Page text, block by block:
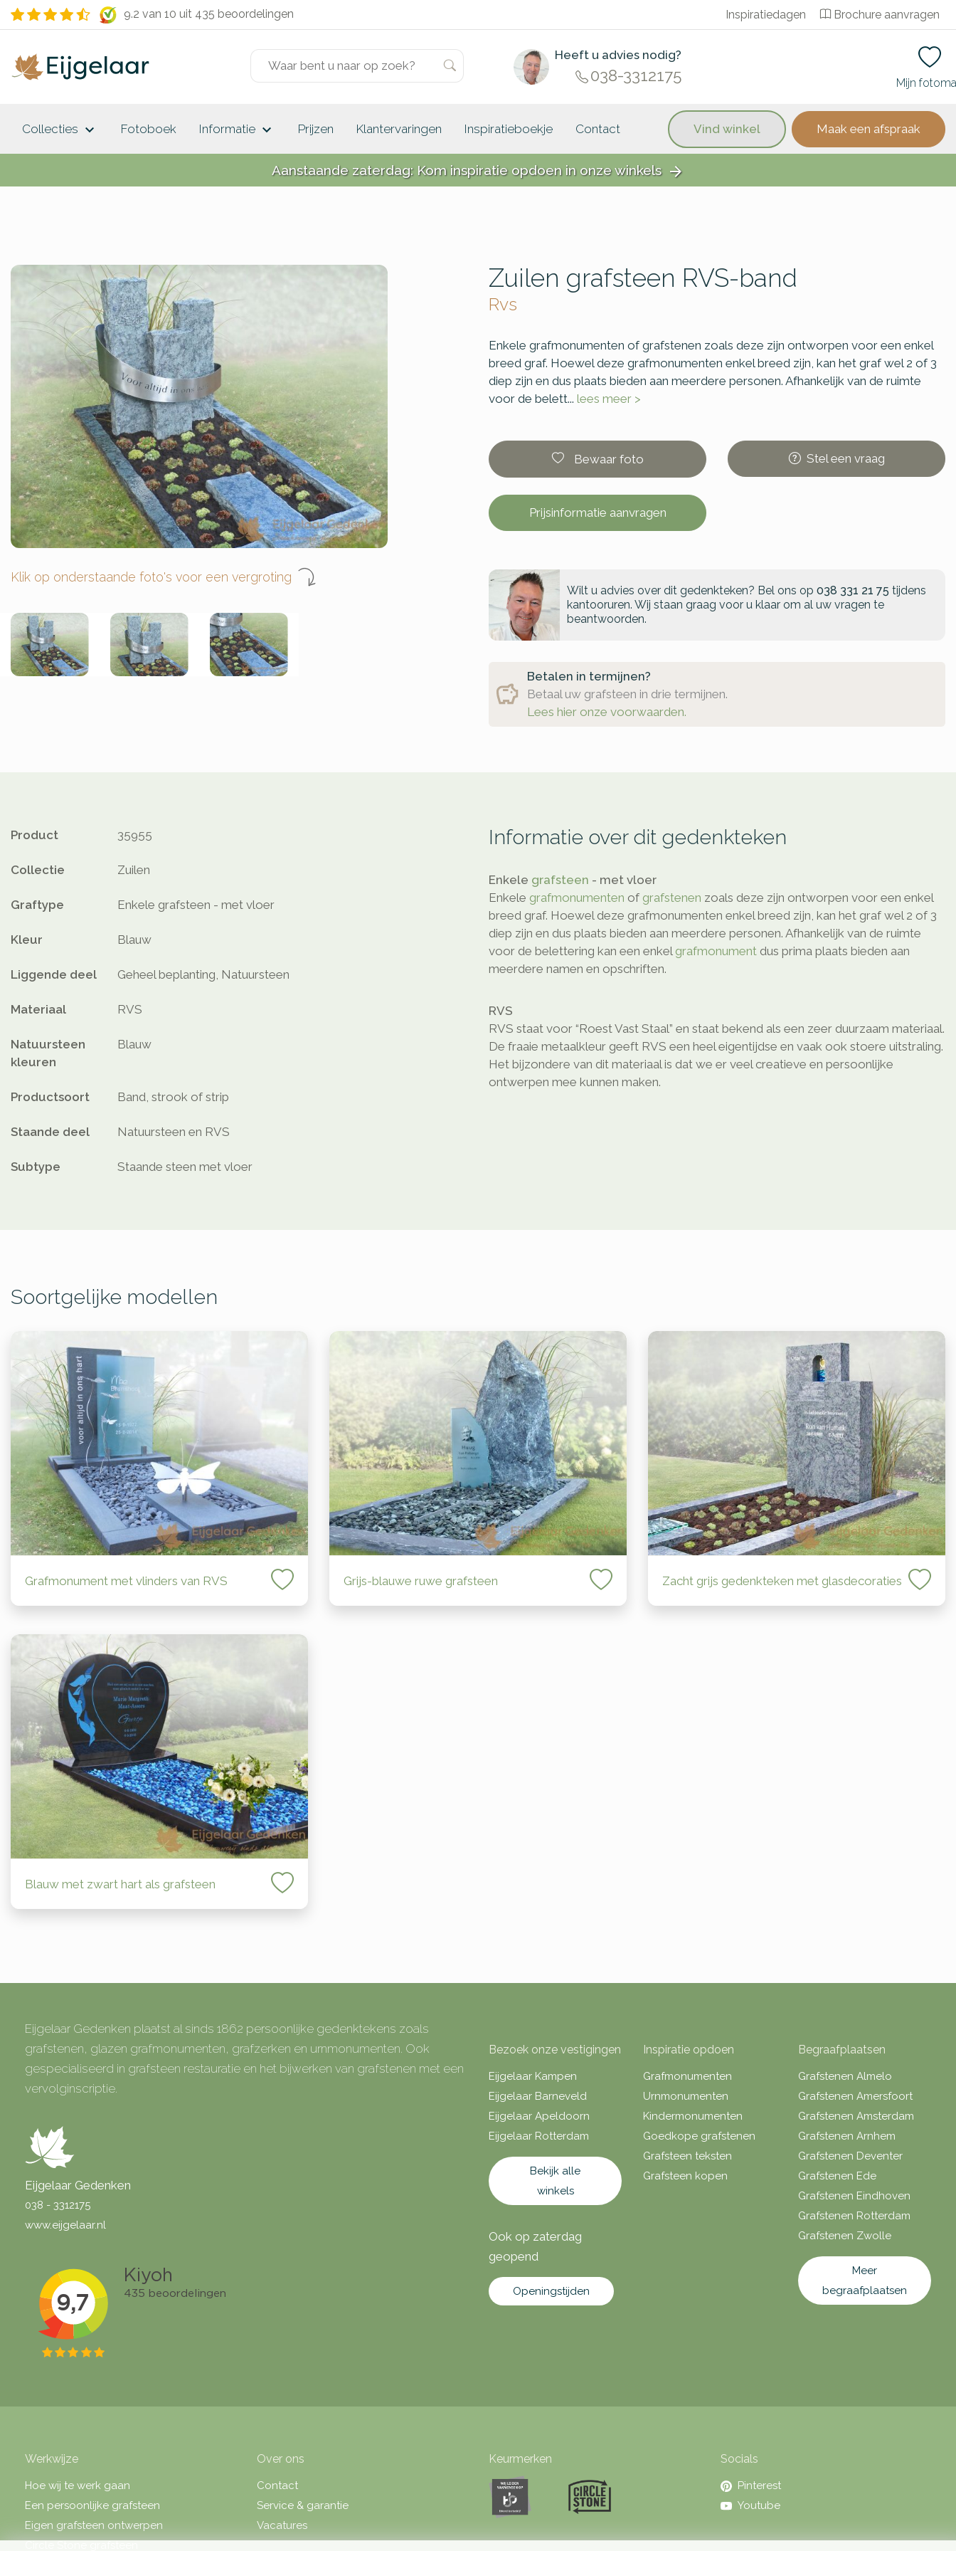
9.2 van 10 uit 435 beoordelingen Inspiratiedagen Brochure aanvragen
Heeft u advies nodig?
038-3312175 Mijn
Collecties keyboard_arrow_down Fotoboek Informatie keyboard_arrow_down Prijzen Klantervaringen Inspiratieboekje Contact Vind winkel Maak een afspraak
Aanstaande zaterdag: Kom inspiratie opdoen in onze winkels arrow_forward
Klik op onderstaande foto's voor een vergroting
Zuilen grafsteen RVS-band
Rvs
Enkele grafmonumenten of grafstenen zoals deze zijn ontworpen voor een enkel
breed graf. Hoewel deze grafmonumenten enkel breed zijn, kan het graf wel 2 of 3
diep zijn en dus plaats bieden aan meerdere personen. Afhankelijk van de ruimte
voor de belett... lees meer >
Bewaar foto Steleen vraag
Prijsinformatie aanvragen
Wilt u advies over dit gedenkteken? Bel ons op 038 331 21 75 tijdens
kantooruren. Wij staan graag voor u klaar om al uw vragen te
beantwoorden.
Betalen in termijnen?
Betaal uw grafsteen in drie termijnen.
Lees hier onze voorwaarden.
Product 35955
Collectie Zuilen
Graftype Enkele grafsteen - met vloer
Kleur Blauw
Liggende deel Geheel beplanting, Natuursteen
Materiaal RVS
Natuursteen
kleuren
Blauw
Productsoort Band, strook of strip
Staande deel Natuursteen en RVS
Subtype Staande steen met vloer
Informatie over dit gedenkteken
Enkele grafsteen - met vloer
Enkele grafmonumenten of grafstenen zoals deze zijn ontworpen voor een enkel
breed graf. Hoewel deze grafmonumenten enkel breed zijn, kan het graf wel 2 of 3
diep zijn en dus plaats bieden aan meerdere personen. Afhankelijk van de ruimte
voor de belettering kan een enkel grafmonument dus prima plaats bieden aan
meerdere namen en opschriften.
RVS
RVS staat voor “Roest Vast Staal” en staat bekend als een zeer duurzaam materiaal.
De fraaie metaalkleur geeft RVS een heel eigentijdse en vaak ook stoere uitstraling.
Het bijzondere van dit materiaal is dat we er veel creatieve en persoonlijke
ontwerpen mee kunnen maken.
Soortgelijke modellen
Grafmonument met vlinders van RVS Grijs-blauwe ruwe grafsteen Zacht grijs gedenkteken met glasdecoraties
Blauw met zwart hart als grafsteen
Eijgelaar Gedenken plaatst al sinds 1862 persoonlijke gedenktekens zoals
grafstenen, glazen grafmonumenten, grafzerken en urnmonumenten. Ook
gespecialiseerd in grafsteen restauratie en het bijwerken van grafstenen met een
vervolginscriptie.
Eijgelaar Gedenken
038 - 3312175
www.eijgelaar.nl
Bezoek onze vestigingen
Eijgelaar Kampen
Eijgelaar Barneveld
Eijgelaar Apeldoorn
Eijgelaar Rotterdam
Bekijk alle
winkels
Ook op zaterdag
geopend
Openingstijden
Inspiratie opdoen
Grafmonumenten
Urnmonumenten
Kindermonumenten
Goedkope grafstenen
Grafsteen teksten
Grafsteen kopen
Begraafplaatsen
Grafstenen Almelo
Grafstenen Amersfoort
Grafstenen Amsterdam
Grafstenen Arnhem
Grafstenen Deventer
Grafstenen Ede
Grafstenen Eindhoven
Grafstenen Rotterdam
Grafstenen Zwolle
Meer
begraafplaatsen
Werkwijze
Hoe wij te werk gaan
Een persoonlijke grafsteen
Eigen grafsteen ontwerpen
Over ons
Contact
Service & garantie
Vacatures
Keurmerken Socials
Pinterest
Youtube